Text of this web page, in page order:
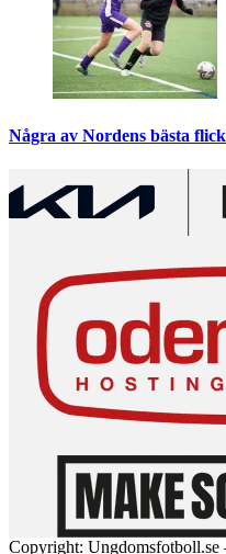
Några av Nordens bästa
Copyright: Ungdomsfotboll.se